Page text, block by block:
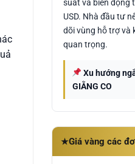
suất và biến động
USD. Nhà đầu tư
dõi vùng hỗ trợ và
quan trọng.
Xu hướng
GIẰNG CO
★Giá vàng các